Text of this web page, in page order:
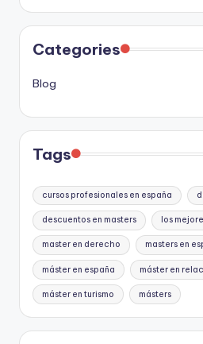
Categories
Blog
Tags
cursos profesionales en españa
descuentos en masters los
master en derecho masters en
máster en españa máster en
máster en turismo másters